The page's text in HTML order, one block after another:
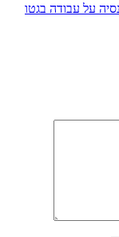
על עבודה בגטו